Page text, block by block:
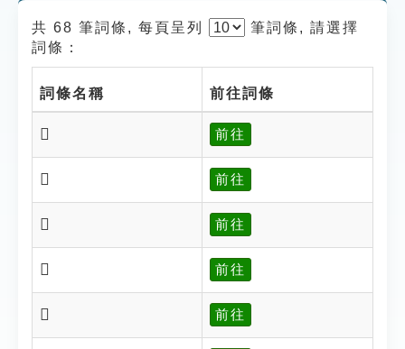
共 68 筆詞條, 每頁呈列 筆詞條, 請選擇
詞條：
詞條名稱 前往詞條
𣥲 前往
𢒲 前往
𢒳 前往
𢒵 前往
𢒵 前往